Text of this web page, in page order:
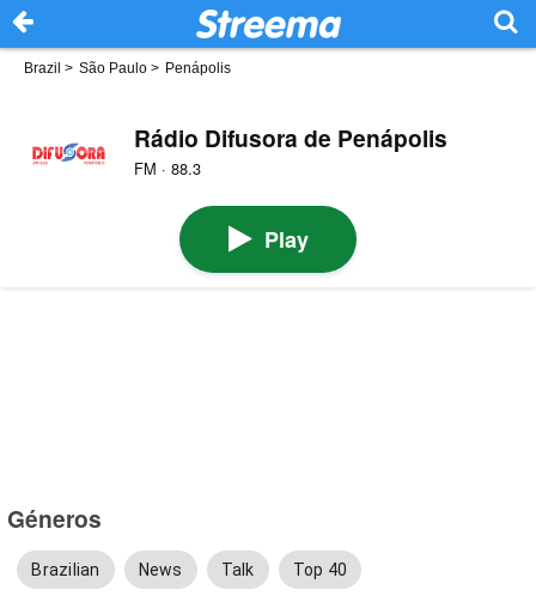
Brazil > São Paulo > Penápolis
Rádio Difusora de Penápolis
FM · 88.3
Play
Géneros
Brazilian News Talk Top 40